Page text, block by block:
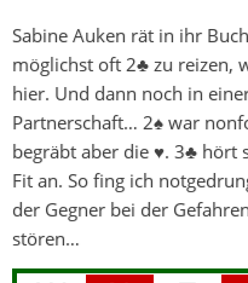
Sabine Auken rät in ihr
möglichst oft 2♣ zu reizen,
hier. Und dann noch in
Partnerschaft… 2♠ war
begräbt aber die ♥. 3♣ hört
Fit an. So fing ich
der Gegner bei der
stören…